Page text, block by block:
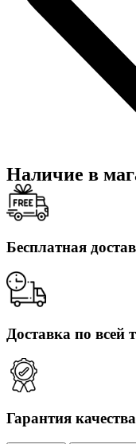
Наличие в
Бесплатная
Доставка по всей
Гарантия